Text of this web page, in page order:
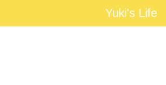
Yuki's LifeYuki's Life